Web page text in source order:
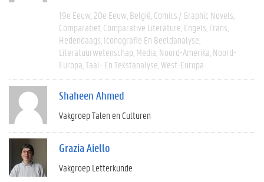
19e Eeuw 20e Eeuw België Comics / Graphic Novels
Comparatief Comparative Literature Engels Frans
Hedendaags Iconografie En Beeldanalyse
Literatuurwetenschap Media Noord-Amerika Noord-
Europa Taal- En Tekstanalyse West-Europa
Shaheen Ahmed
Vakgroep Talen en Culturen
Grazia Aiello
Vakgroep Letterkunde